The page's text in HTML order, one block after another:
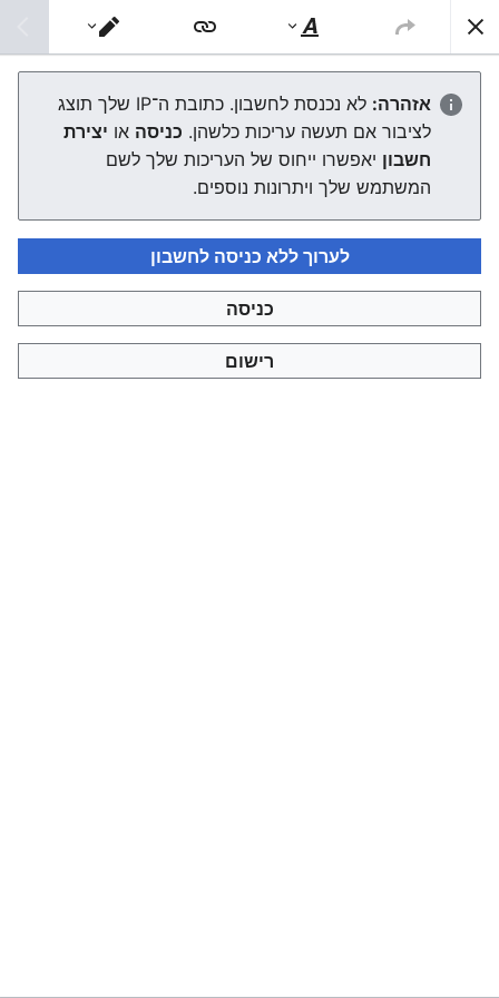
צפונות ויקי
קובץ:Qt large.jpg
העורך ייטען עכשיו. אם ההודעה הזאת עדיין מוצגת לאחר כמה
שניות, אפשרלטעון את הדף מחדש.
מדיניות פרטיות תצוגת מחשבים
סגנוּן
טקסט
מעבר
עורך
אזהרה:
לא נכנסת לחשבון. כתובת ה־IP שלך תוצג
לציבור אם תעשה עריכות כלשהן. כניסה או יצירת
חשבון יאפשרו ייחוס של העריכות שלך לשם
המשתמש שלך ויתרונות נוספים.
לערוך ללא כניסה לחשבון
כניסה
רישום